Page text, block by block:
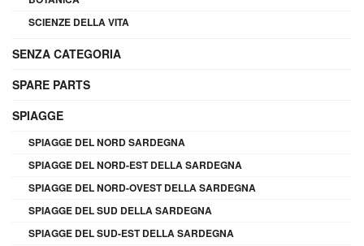
SCIENZE DELLA VITA
SENZA CATEGORIA
SPARE PARTS
SPIAGGE
SPIAGGE DEL NORD SARDEGNA
SPIAGGE DEL NORD-EST DELLA SARDEGNA
SPIAGGE DEL NORD-OVEST DELLA SARDEGNA
SPIAGGE DEL SUD DELLA SARDEGNA
SPIAGGE DEL SUD-EST DELLA SARDEGNA